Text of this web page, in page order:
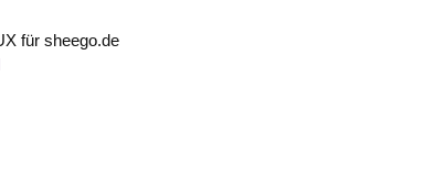
für sheego.de